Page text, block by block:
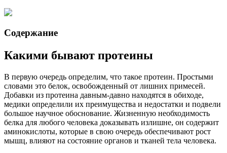
Содержание
Какими бывают протеины
В первую очередь определим, что такое протеин. Простыми
словами это белок, освобожденный от лишних примесей.
Добавки из протеина давным-давно находятся в обиходе,
медики определили их преимущества и недостатки и подвели
большое научное обоснование. Жизненную необходимость
белка для любого человека доказывать излишне, он содержит
аминокислоты, которые в свою очередь обеспечивают рост
мышц, влияют на состояние органов и тканей тела человека.